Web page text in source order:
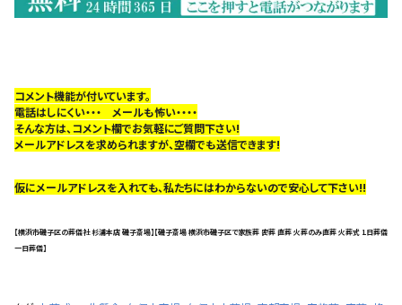
コメント機能が付いています。
電話はしにくい・・・ メールも怖い・・・・
そんな方は、コメント欄でお気軽にご質問下さい!
メールアドレスを求められますが、空欄でも送信できます!
仮にメールアドレスを入れても、私たちにはわからないので安心して下さい!!
【横浜市磯子区の葬儀社 杉浦本店 磯子斎場】【磯子斎場 横浜市磯子区で家族葬 密葬 直葬 火葬のみ直葬 火葬式 1日葬儀
一日葬儀】